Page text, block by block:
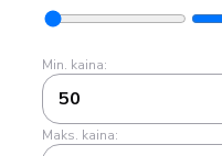
Min. kaina:
50
Maks. kaina: